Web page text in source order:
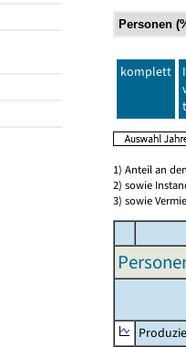
komplett
1) Anteil an
2) sowie
3) sowie